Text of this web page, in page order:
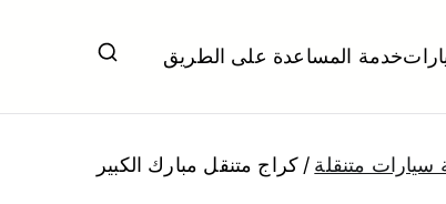
بارخص الاسعار
خدمة المساعدة على الطريق
سيارات متنقلة كراج متنقل مبارك الكبير